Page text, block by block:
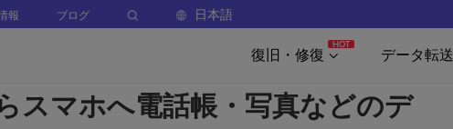
報 ブログ 日本語
復旧・修復
HOT
データ転送
スマホへ電話帳・写真などのデ